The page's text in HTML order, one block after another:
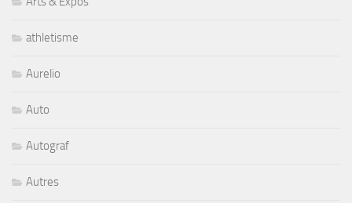
athletisme
Aurelio
Auto
Autograf
Autres